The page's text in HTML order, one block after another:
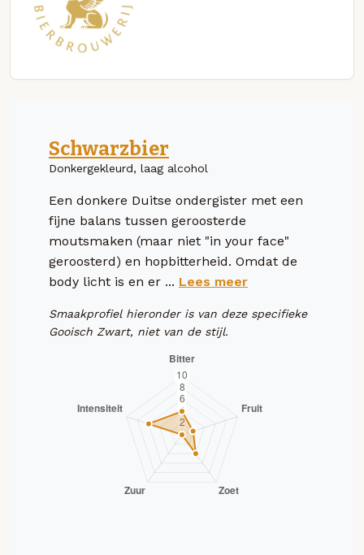
Schwarzbier
Donkergekleurd, laag alcohol
Een donkere Duitse ondergister met een
fijne balans tussen geroosterde
moutsmaken (maar niet "in your face"
geroosterd) en hopbitterheid. Omdat de
body licht is en er ... Lees meer
Smaakprofiel hieronder is van deze specifieke
Gooisch Zwart, niet van de stijl.